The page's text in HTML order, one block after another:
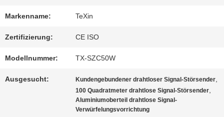
TRETEN
SIE
MIT
UNS
Markenname: TeXin
Zertifizierung: CE ISO
Modellnummer: TX-SZC50W
Ausgesucht: Kundengebundener drahtloser Signal-Störsender,
100 Quadratmeter drahtlose Signal-Störsender,
Aluminiumoberteil drahtlose Signal-
Verwürfelungsvorrichtung